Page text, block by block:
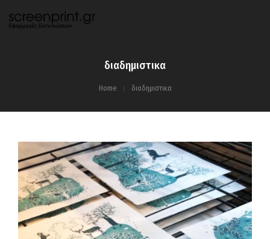
διαδημιστικα
Home διαδημιστικα